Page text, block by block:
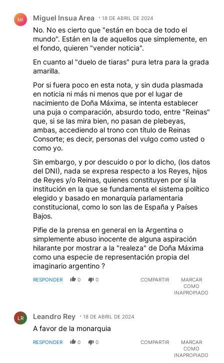
MI Miguel Insua Area 18 DE ABRIL DE 2024
No. No es cierto que "están en boca de todo el
mundo". Están en la de aquellos que simplemente, en
el fondo, quieren "vender noticia".
En cuanto al "duelo de tiaras" pura letra para la grada
amarilla.
Por si fuera poco en esta nota, y sin duda plasmada
en noticia ni más ni menos que por el lugar de
nacimiento de Doña Máxima, se intenta establecer
una puja o comparación, absurdo todo, entre "Reinas"
que, si se las mira bien, no pasan de plebeyas,
ambas, accediendo al trono con título de Reinas
Consorte; es decir, personas del vulgo como usted o
como yo.
Sin embargo, y por descuido o por lo dicho, (los datos
del DNI), nada se expresa respecto a los Reyes, hijos
de Reyes y/o Reinas, quienes constituyen por sí la
institución en la que se fundamenta el sistema político
elegido y basado en monarquía parlamentaria
constitucional, como lo son las de España y Países
Bajos.
Pifie de la prensa en general en la Argentina o
simplemente abuso inocente de alguna aspiración
hilarante por mostrar a la "realeza" de Doña Máxima
como una especie de representación propia del
imaginario argentino ?
RESPONDER 0 0 COMPARTIR
MARCAR
COMO
INAPROPIADO
LR Leandro Rey 18 DE ABRIL DE 2024
A favor de la monarquia
RESPONDER 0 0 COMPARTIR
MARCAR
COMO
INAPROPIADO